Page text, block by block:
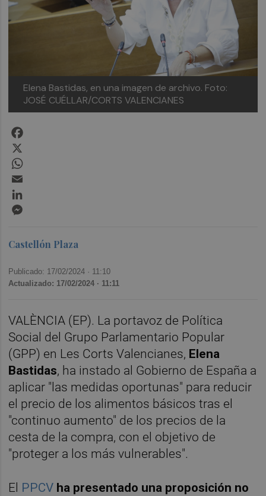
Elena Bastidas, en una imagen de archivo. Foto:
JOSÉ CUÉLLAR/CORTS VALENCIANES
Castellón Plaza
Publicado: 17/02/2024 · 11:10
Actualizado: 17/02/2024 · 11:11
VALÈNCIA (EP). La portavoz de Política
Social del Grupo Parlamentario Popular
(GPP) en Les Corts Valencianes, Elena
Bastidas, ha instado al Gobierno de España a
aplicar "las medidas oportunas" para reducir
el precio de los alimentos básicos tras el
"continuo aumento" de los precios de la
cesta de la compra, con el objetivo de
"proteger a los más vulnerables".
El PPCV ha presentado una proposición no